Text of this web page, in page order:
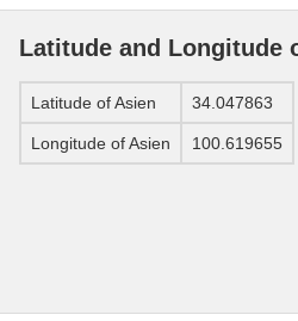
Latitude and Longitude
Latitude of Asien 34.047863
Longitude of Asien 100.619655